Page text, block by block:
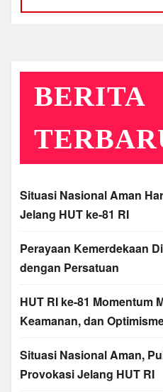
BERITA
Situasi Nasional Aman
Jelang HUT ke-81 RI
Perayaan Kemerdekaan
dengan Persatuan
HUT RI ke-81 Momentum
Keamanan, dan
Situasi Nasional Aman,
Provokasi Jelang HUT RI